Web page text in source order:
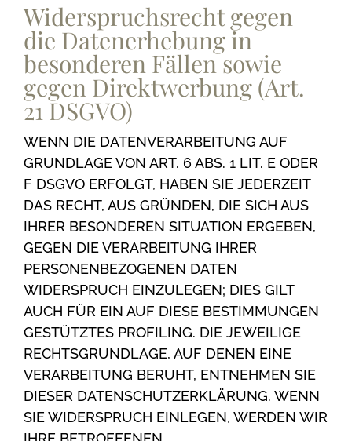
Widerspruchsrecht gegen
die Datenerhebung in
besonderen Fällen sowie
gegen Direktwerbung (Art.
21 DSGVO)
WENN DIE DATENVERARBEITUNG AUF
GRUNDLAGE VON ART. 6 ABS. 1 LIT. E ODER
F DSGVO ERFOLGT, HABEN SIE JEDERZEIT
DAS RECHT, AUS GRÜNDEN, DIE SICH AUS
IHRER BESONDEREN SITUATION ERGEBEN,
GEGEN DIE VERARBEITUNG IHRER
PERSONENBEZOGENEN DATEN
WIDERSPRUCH EINZULEGEN; DIES GILT
AUCH FÜR EIN AUF DIESE BESTIMMUNGEN
GESTÜTZTES PROFILING. DIE JEWEILIGE
RECHTSGRUNDLAGE, AUF DENEN EINE
VERARBEITUNG BERUHT, ENTNEHMEN SIE
DIESER DATENSCHUTZERKLÄRUNG. WENN
SIE WIDERSPRUCH EINLEGEN, WERDEN WIR